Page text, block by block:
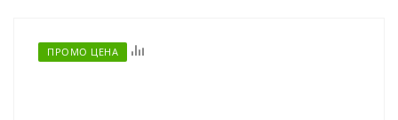
ПРОМО ЦЕНА
Отложить